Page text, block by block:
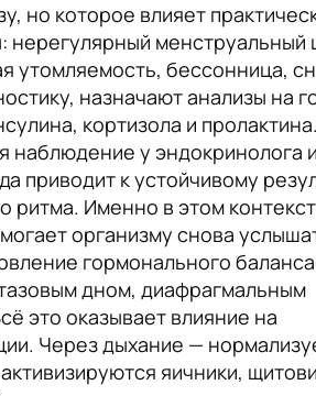
но которое влияет
менструальный
утомляемость, бессонница,
назначают анализы на
кортизола и
наблюдение у эндокринолога
приводит к устойчивому
ритма. Именно в этом
организму снова
гормонального
дном, диафрагмальным
это оказывает влияние на
Через дыхание —
яичники,